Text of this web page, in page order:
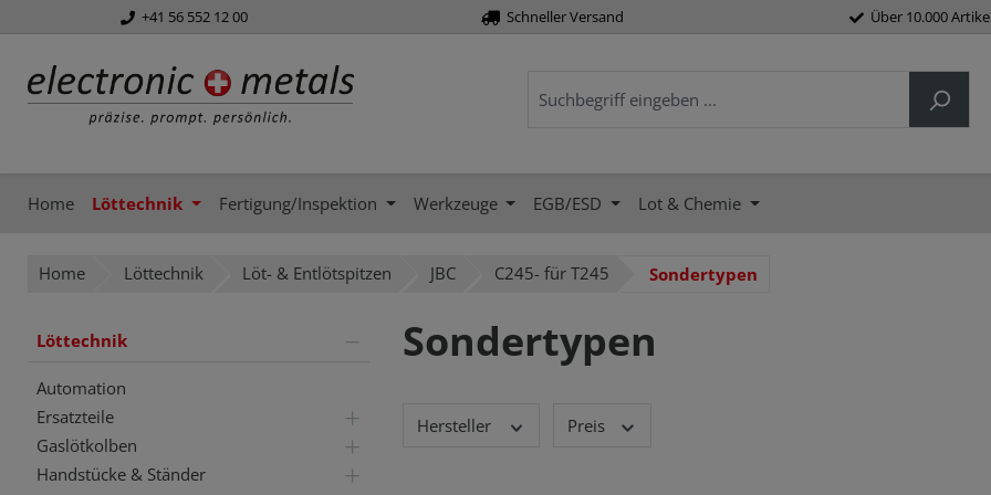
Zur Hauptnavigation springen
+41 56 552 12 00 Schneller Versand Über 10.000 Artikel
Home Löttechnik Fertigung/Inspektion Werkzeuge EGB/ESD Lot & Chemie
Home Löttechnik Löt- & Entlötspitzen JBC C245- für T245 Sondertypen
Löttechnik
Automation
Ersatzteile
Gaslötkolben
Handstücke & Ständer
Sondertypen
Hersteller Preis